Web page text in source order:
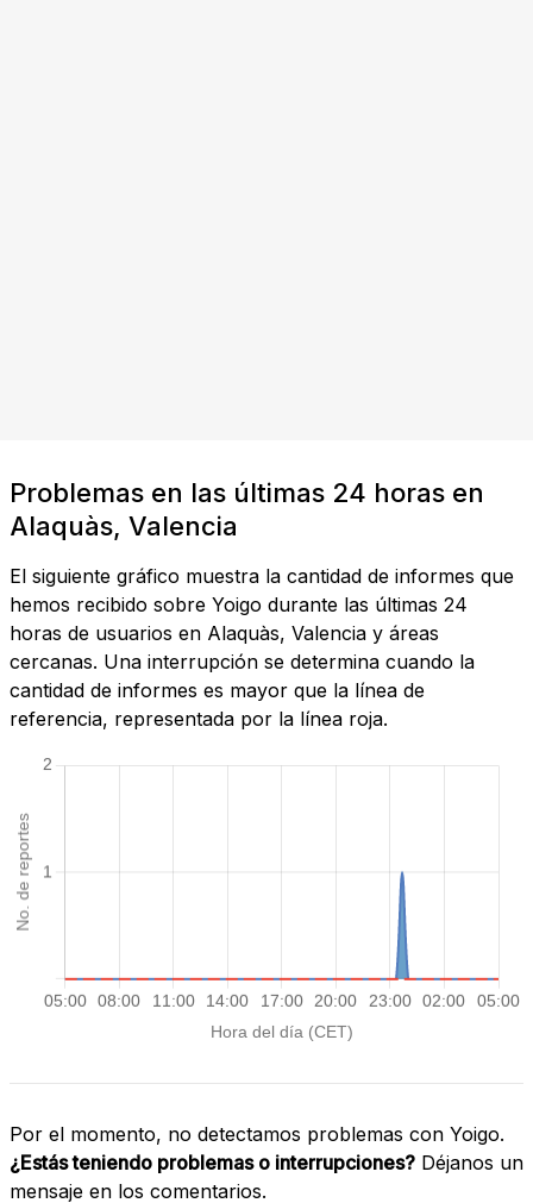
Problemas en las últimas 24 horas en
Alaquàs, Valencia
El siguiente gráfico muestra la cantidad de informes que
hemos recibido sobre Yoigo durante las últimas 24
horas de usuarios en Alaquàs, Valencia y áreas
cercanas. Una interrupción se determina cuando la
cantidad de informes es mayor que la línea de
referencia, representada por la línea roja.
Por el momento, no detectamos problemas con Yoigo.
¿Estás teniendo problemas o interrupciones? Déjanos un
mensaje en los comentarios.